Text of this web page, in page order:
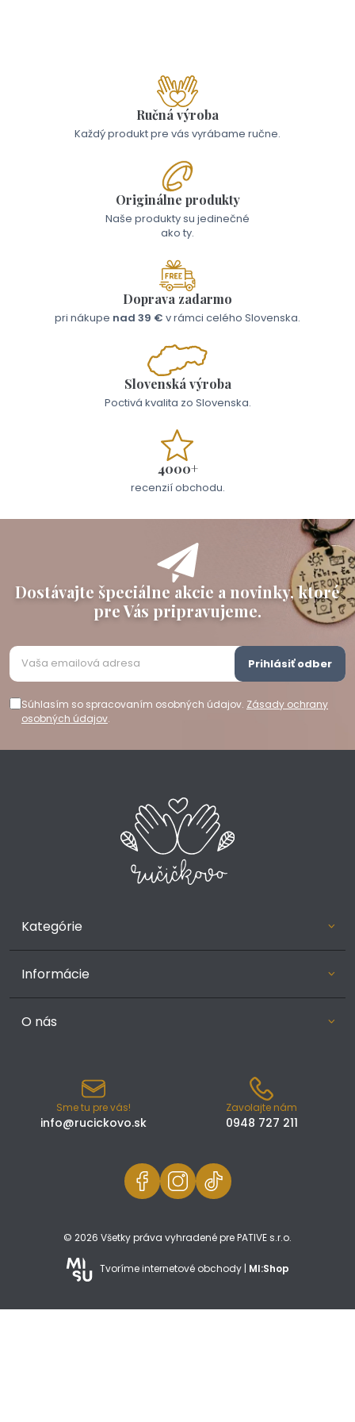
Ručná výroba
Každý produkt pre vás vyrábame ručne.
Originálne produkty
Naše produkty su jedinečné
ako ty.
Doprava zadarmo
pri nákupe nad 39 € v rámci celého Slovenska.
Slovenská výroba
Poctivá kvalita zo Slovenska.
4000+
recenzií obchodu.
Dostávajte špeciálne akcie a novinky, ktoré
pre Vás pripravujeme.
Súhlasím so spracovaním osobných údajov. Zásady ochrany
osobných údajov.
Prihlásiť odber
Kategórie
Informácie
O nás
Sme tu pre vás!
info@rucickovo.sk
Zavolajte nám
0948 727 211
© 2026 Všetky práva vyhradené pre PATIVE s.r.o.
Tvoríme internetové obchody | MI:Shop